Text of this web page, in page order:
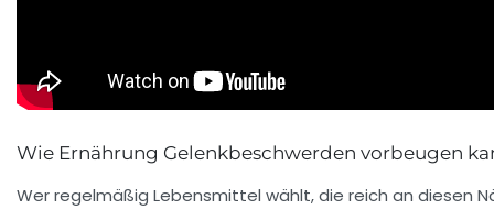
Wie Ernährung Gelenkbeschwerden vorbeugen
Wer regelmäßig Lebensmittel wählt, die reich an diesen